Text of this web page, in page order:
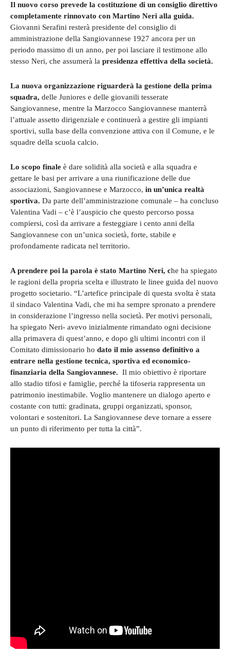
Il nuovo corso prevede la costituzione di un consiglio direttivo
completamente rinnovato con Martino Neri alla guida.
Giovanni Serafini resterà presidente del consiglio di
amministrazione della Sangiovannese 1927 ancora per un
periodo massimo di un anno, per poi lasciare il testimone allo
stesso Neri, che assumerà la presidenza effettiva della società.
La nuova organizzazione riguarderà la gestione della prima
squadra, delle Juniores e delle giovanili tesserate
Sangiovannese, mentre la Marzocco Sangiovannese manterrà
l’attuale assetto dirigenziale e continuerà a gestire gli impianti
sportivi, sulla base della convenzione attiva con il Comune, e le
squadre della scuola calcio.
Lo scopo finale è dare solidità alla società e alla squadra e
gettare le basi per arrivare a una riunificazione delle due
associazioni, Sangiovannese e Marzocco, in un’unica realtà
sportiva. Da parte dell’amministrazione comunale – ha concluso
Valentina Vadi – c’è l’auspicio che questo percorso possa
compiersi, così da arrivare a festeggiare i cento anni della
Sangiovannese con un’unica società, forte, stabile e
profondamente radicata nel territorio.
A prendere poi la parola è stato Martino Neri, che ha spiegato
le ragioni della propria scelta e illustrato le linee guida del nuovo
progetto societario. “L’artefice principale di questa svolta è stata
il sindaco Valentina Vadi, che mi ha sempre spronato a prendere
in considerazione l’ingresso nella società. Per motivi personali,
ha spiegato Neri- avevo inizialmente rimandato ogni decisione
alla primavera di quest’anno, e dopo gli ultimi incontri con il
Comitato dimissionario ho dato il mio assenso definitivo a
entrare nella gestione tecnica, sportiva ed economico-
finanziaria della Sangiovannese. Il mio obiettivo è riportare
allo stadio tifosi e famiglie, perché la tifoseria rappresenta un
patrimonio inestimabile. Voglio mantenere un dialogo aperto e
costante con tutti: gradinata, gruppi organizzati, sponsor,
volontari e sostenitori. La Sangiovannese deve tornare a essere
un punto di riferimento per tutta la città”.